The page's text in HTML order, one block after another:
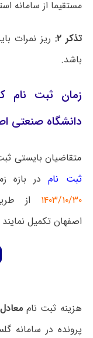
مستقیما از سامانه
تذکر ۲:
ریز نمرات
باشد.
دانشگاه صنعتی
متقاضیان بایستی
ثبت نامدر بازه
۱۴۰۳/۱۰/۳۰ از
اصفهان تکمیل
هزینه ثبت نام معادل
پرونده در سامانه